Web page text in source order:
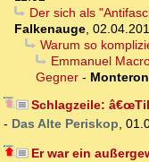
Der sich als
Falkenauge,
Warum so
Emmanuel
Gegner -
Schlagzeile:
- Das Alte Periskop,
Er war ein